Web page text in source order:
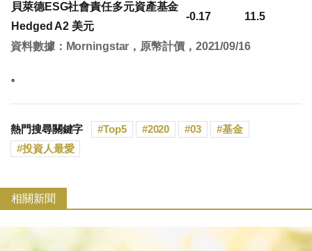
貝萊德ESG社會責任多元資產基金
Hedged A2 美元
-0.17 11.5
資料數據：Morningstar，原幣計價，2021/09/16
。
熱門搜尋關鍵字 Top5 2020 03
基金
投資人最愛
相關新聞